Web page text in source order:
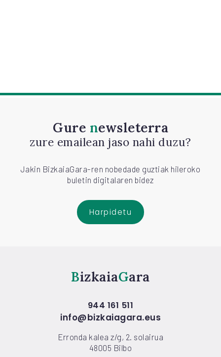
Gure newsleterra
zure emailean jaso nahi duzu?
Jakin BizkaiaGara-ren nobedade guztiak hileroko
buletin digitalaren bidez
Harpidetu
Bizkaia Gara
944 161 511
info@bizkaiagara.eus
Erronda kalea z/g, 2. solairua
48005 Bilbo